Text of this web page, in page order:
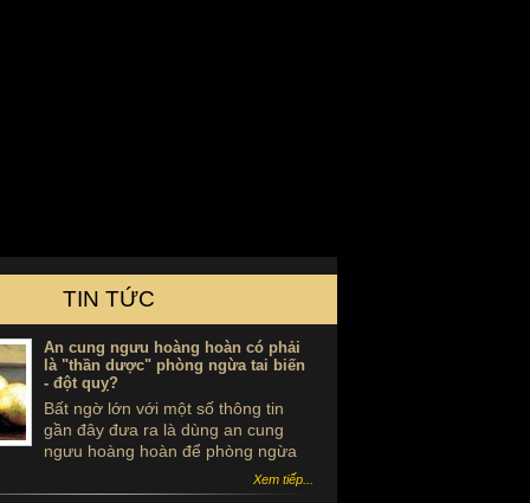
TIN TỨC
An cung ngưu hoàng hoàn có phải
là "thần dược" phòng ngừa tai biến
- đột quỵ?
Bất ngờ lớn với một số thông tin
gần đây đưa ra là dùng an cung
ngưu hoàng hoàn để phòng ngừa
tai biến - đột quỵ là ...tự sát. Thực
hư sản phẩm này ra sao, có thể
Xem tiếp...